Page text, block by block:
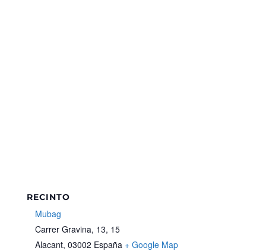
RECINTO
Mubag
Carrer Gravina, 13, 15
Alacant, 03002 España + Google Map